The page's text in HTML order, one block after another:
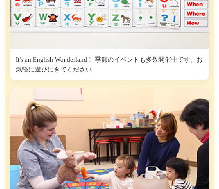
It’s an English Wonderland！ 季節のイベントも多数開催中です。お
気軽に遊びにきてください